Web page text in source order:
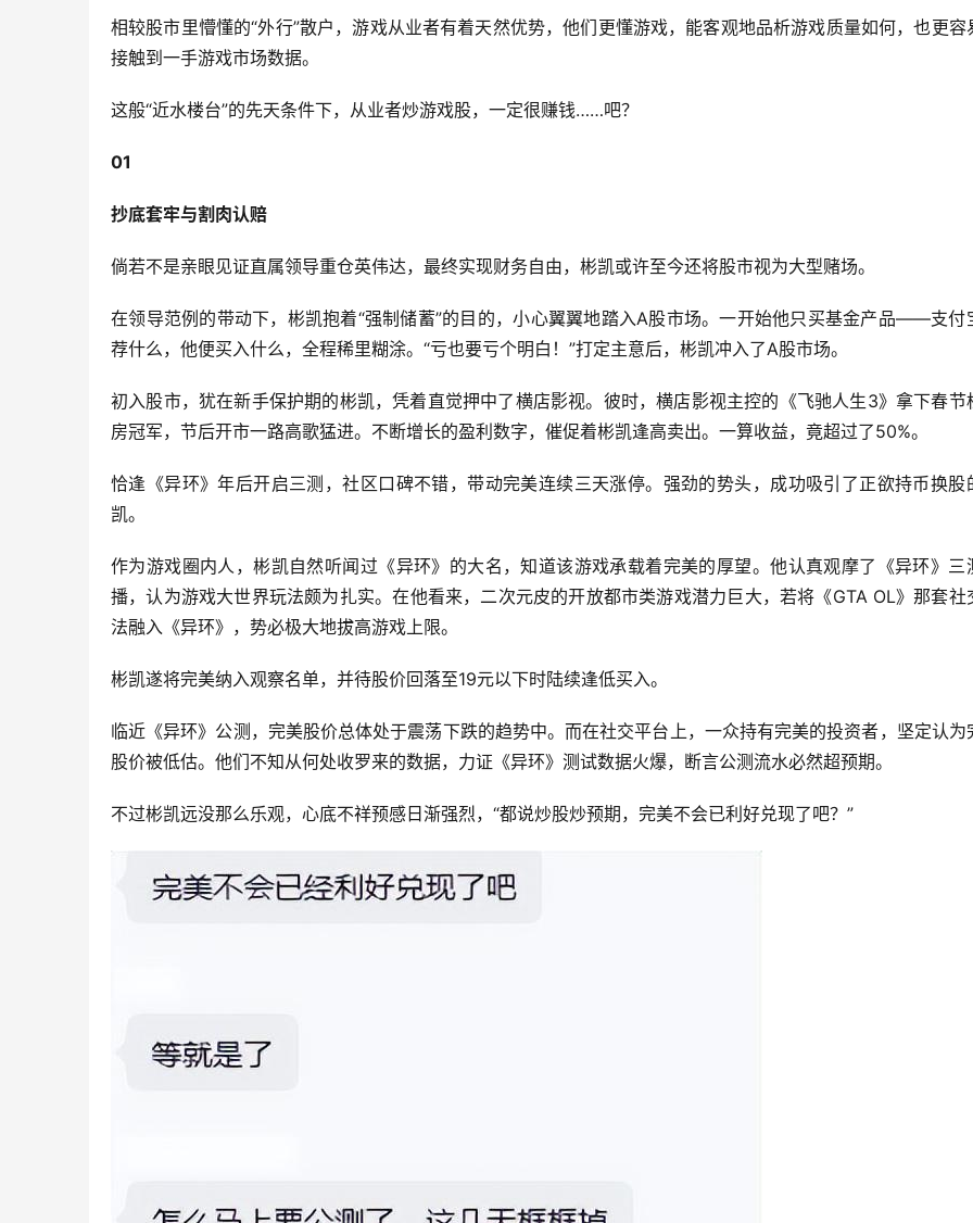
相较股市里懵懂的“外行”散户，游戏从业者有着天然优势，他们更懂游戏，能客观地品析游戏质量如何，也更容
接触到一手游戏市场数据。
这般“近水楼台”的先天条件下，从业者炒游戏股，一定很赚钱……吧？
01
抄底套牢与割肉认赔
倘若不是亲眼见证直属领导重仓英伟达，最终实现财务自由，彬凯或许至今还将股市视为大型赌场。
在领导范例的带动下，彬凯抱着“强制储蓄”的目的，小心翼翼地踏入A股市场。一开始他只买基金产品——支付
荐什么，他便买入什么，全程稀里糊涂。“亏也要亏个明白！”打定主意后，彬凯冲入了A股市场。
初入股市，犹在新手保护期的彬凯，凭着直觉押中了横店影视。彼时，横店影视主控的《飞驰人生3》拿下春节
房冠军，节后开市一路高歌猛进。不断增长的盈利数字，催促着彬凯逢高卖出。一算收益，竟超过了50%。
恰逢《异环》年后开启三测，社区口碑不错，带动完美连续三天涨停。强劲的势头，成功吸引了正欲持币换股
凯。
作为游戏圈内人，彬凯自然听闻过《异环》的大名，知道该游戏承载着完美的厚望。他认真观摩了《异环》三
播，认为游戏大世界玩法颇为扎实。在他看来，二次元皮的开放都市类游戏潜力巨大，若将《GTA OL》那套社
法融入《异环》，势必极大地拔高游戏上限。
彬凯遂将完美纳入观察名单，并待股价回落至19元以下时陆续逢低买入。
临近《异环》公测，完美股价总体处于震荡下跌的趋势中。而在社交平台上，一众持有完美的投资者，坚定认为
股价被低估。他们不知从何处收罗来的数据，力证《异环》测试数据火爆，断言公测流水必然超预期。
不过彬凯远没那么乐观，心底不祥预感日渐强烈，“都说炒股炒预期，完美不会已利好兑现了吧？”